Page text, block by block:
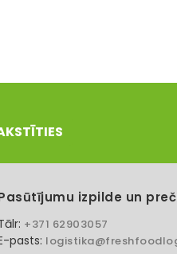
izpilde un
+371 62903057
pasts: